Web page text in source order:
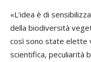
«L'idea è di
della biodiversità
così sono state elette
scientifica, peculiarità